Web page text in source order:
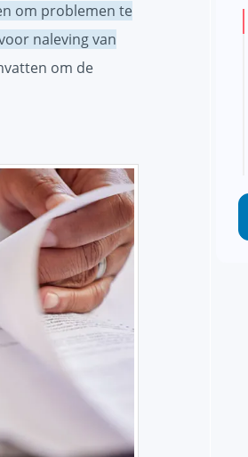
om problemen te
naleving van
om de